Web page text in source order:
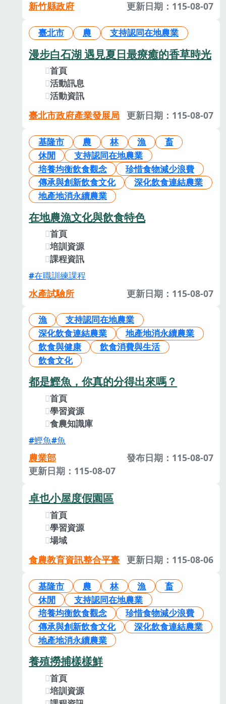
新竹縣政府 更新日期：115-08-07
臺北市 農 支持認同在地農業
漫步白石湖 遇見夏日最療癒的香草時光
首頁
活動訊息
活動資訊
臺北市政府產業發展局 更新日期：115-08-07
基隆市 農 林 漁
畜
休閒
支持認同在地農業
培養均衡飲食觀念
珍惜食物減少浪費
傳承與創新飲食文化
深化飲食連結農業
地產地消永續農業
在地農漁文化與飲食特色
首頁
培訓資源
課程資訊
在職訓練課程
水產試驗所 更新日期：115-08-07
漁
支持認同在地農業
深化飲食連結農業
地產地消永續農業
飲食與健康
飲食消費與生活
飲食文化
都是鰹魚，你真的分得出來嗎？
首頁
學習資源
食農知識庫
鰹魚 魚
農業部
發布日期：115-08-07
更新日期：115-08-07
卓也小屋度假園區
首頁
學習資源
場域
食農教育資訊整合平臺 更新日期：115-08-06
基隆市 農 林 漁
畜
休閒
支持認同在地農業
培養均衡飲食觀念
珍惜食物減少浪費
傳承與創新飲食文化
深化飲食連結農業
地產地消永續農業
養殖撈捕樣樣鮮
首頁
培訓資源